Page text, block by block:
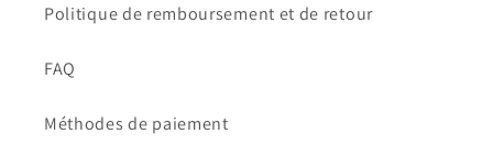
Politique de remboursement et de retour
FAQ
Méthodes de paiement